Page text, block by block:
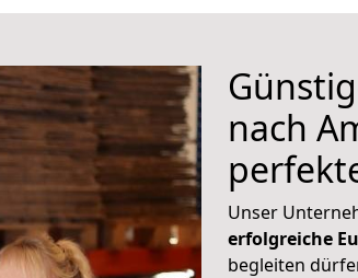
nach
Unser
erfolgreiche
begleiten